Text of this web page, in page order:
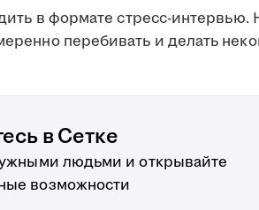
в формате стресс-интервью.
перебивать и делать
в Сетке
людьми и открывайте
возможности